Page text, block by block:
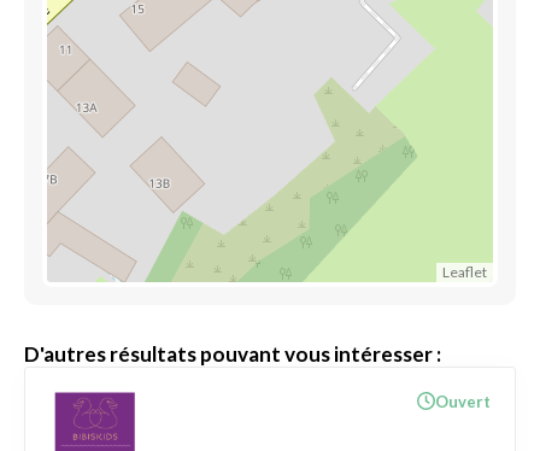
Leaflet
D'autres résultats pouvant vous intéresser :
Ouvert